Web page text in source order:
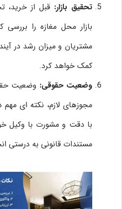
تحقیق بازار: قبل از خرید،
بازار محل مغازه را بررسی
مشتریان و میزان رشد در
کمک خواهد کرد.
وضعیت حقوقی: وضعیت
مجوزهای لازم، نکته ‌ای
با دقت و مشورت با وکیل
مستندات قانونی به درستی